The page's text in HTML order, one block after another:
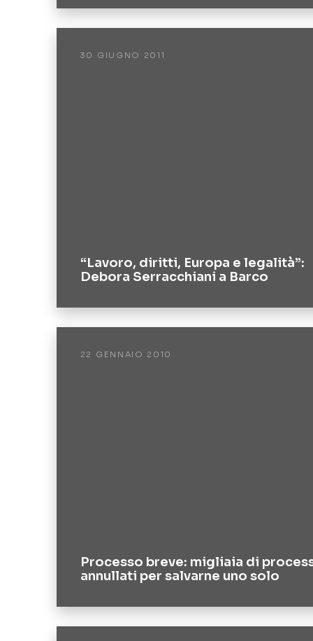
30 GIUGNO 2011
“Lavoro, diritti, Europa e legalità”:
Debora Serracchiani a Barco
22 GENNAIO 2010
Processo breve: migliaia di
annullati per salvarne uno solo